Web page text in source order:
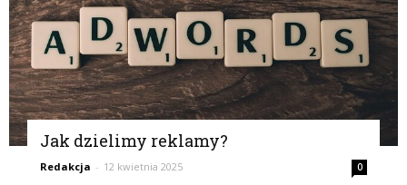
Jak dzielimy reklamy?
Redakcja - 12 kwietnia 2025 0